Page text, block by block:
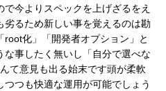
今よりスペックを上げざるをえ
るため新しい事を覚えるのは勘
化」「開発者オプション」と
事したく無いし「自分で選べな
て意見も出る始末です頭が柔軟
つも快適な運用が可能でしょう